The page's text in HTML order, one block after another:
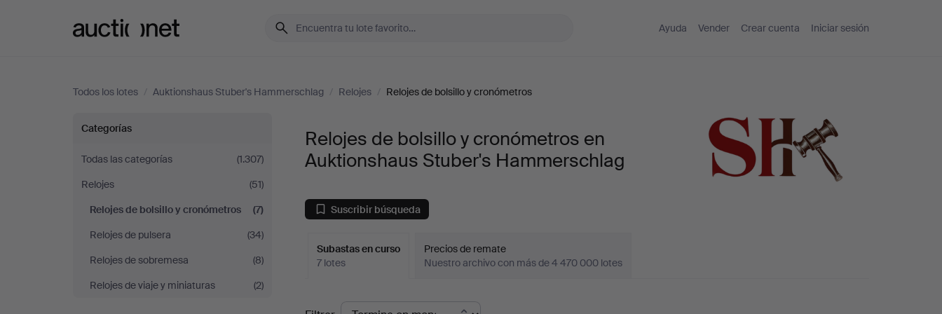
Ayuda Vender Crear cuenta Iniciar sesión
Todos los lotes / Auktionshaus Stuber's Hammerschlag / Relojes / Relojes de bolsillo y cronómetros
Relojes
de
bolsillo
cronómetros
en
Categorías
Todas las categorías
(1.307)
Relojes
(51)
Relojes de bolsillo y cronómetros
(7)
Relojes de pulsera
(34)
Relojes de sobremesa
(8)
Relojes de viaje y miniaturas
(2)
Relojes de bolsillo y cronómetros en
Auktionshaus Stuber's Hammerschlag
Suscribir búsqueda
Subastas en curso
7 lotes
Precios de remate
Nuestro archivo con más de 4 470 000 lotes
Subastas